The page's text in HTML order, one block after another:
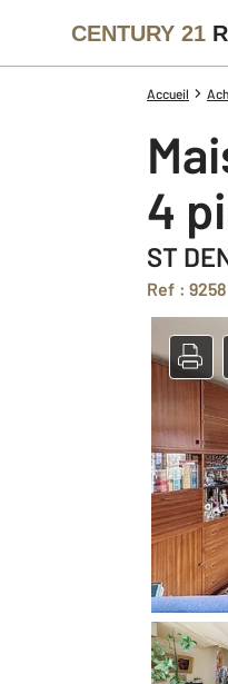
CENTURY 21
Accueil
4
ST
Ref : 9258